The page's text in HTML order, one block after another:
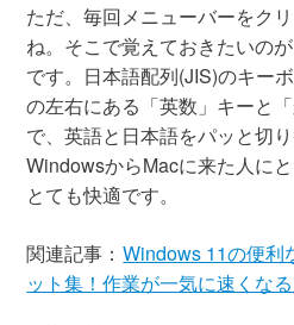
ただ、毎回メニューバーをク
ね。そこで覚えておきたいの
です。日本語配列(JIS)のキー
の左右にある「英数」キーと
で、英語と日本語をパッと切
WindowsからMacに来た人に
とても快適です。
関連記事： Windows 11の便利
ット集！作業が一気に速くな